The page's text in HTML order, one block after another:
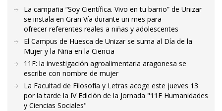
La campaña “Soy Científica. Vivo en tu barrio” de Unizar
se instala en Gran Vía durante un mes para
ofrecer referentes reales a niñas y adolescentes
El Campus de Huesca de Unizar se suma al Día de la
Mujer y la Niña en la Ciencia
11F: la investigación agroalimentaria aragonesa se
escribe con nombre de mujer
La Facultad de Filosofía y Letras acoge este jueves 13
por la tarde la IV Edición de la Jornada "11F Humanidades
y Ciencias Sociales"